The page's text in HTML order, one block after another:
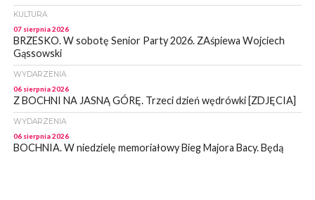
KULTURA
07 sierpnia 2026
BRZESKO. W sobotę Senior Party 2026. ZAśpiewa Wojciech
Gąssowski
WYDARZENIA
06 sierpnia 2026
Z BOCHNI NA JASNĄ GÓRĘ. Trzeci dzień wędrówki [ZDJĘCIA]
WYDARZENIA
06 sierpnia 2026
BOCHNIA. W niedzielę memoriałowy Bieg Majora Bacy. Będą